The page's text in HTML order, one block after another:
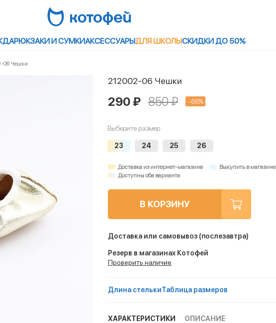
РЮКЗАКИ И СУМКИАКСЕССУАРЫДЛЯ ШКОЛЫСКИДКИ ДО 50%
06 Чешки
212002-06 Чешки
290 ₽ 850 ₽ -66%
Выберите размер
23 24 25 26
Доставка из интернет-магазина
Выкупить в магазине
Доступны оба варианта
В КОРЗИНУ
Доставка или самовывоз (послезавтра)
Резерв в магазинах Котофей
Проверить наличие
Длина стелькиТаблица размеров
ХАРАКТЕРИСТИКИ ОПИСАНИЕ